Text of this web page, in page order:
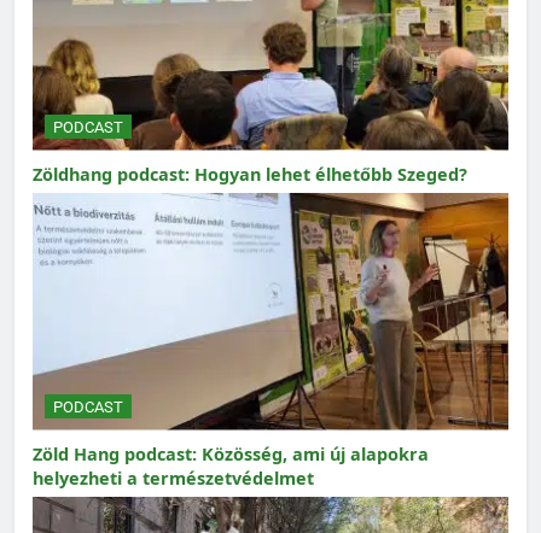
PODCAST
Zöldhang podcast: Hogyan lehet élhetőbb Szeged?
PODCAST
Zöld Hang podcast: Közösség, ami új alapokra
helyezheti a természetvédelmet